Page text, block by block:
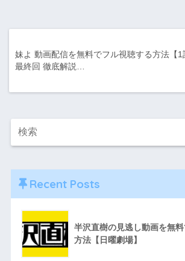
妹よ 動画配信を無料でフル視聴する方法【1
最終回 徹底解説…
Recent Posts
半沢直樹の見逃し動画を無
方法【日曜劇場】